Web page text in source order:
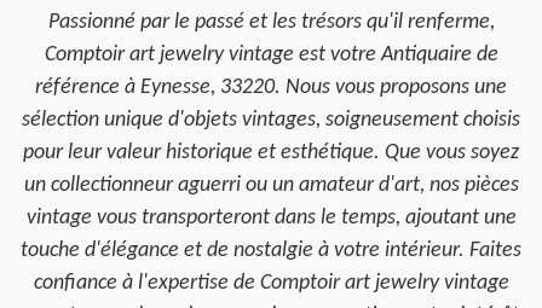
Passionné par le passé et les trésors qu'il renferme,
Comptoir art jewelry vintage est votre Antiquaire de
référence à Eynesse, 33220. Nous vous proposons une
sélection unique d'objets vintages, soigneusement choisis
pour leur valeur historique et esthétique. Que vous soyez
un collectionneur aguerri ou un amateur d'art, nos pièces
vintage vous transporteront dans le temps, ajoutant une
touche d'élégance et de nostalgie à votre intérieur. Faites
confiance à l'expertise de Comptoir art jewelry vintage